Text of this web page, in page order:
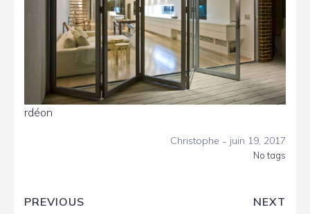
rdéon
Christophe - juin 19, 2017
No tags
PREVIOUS NEXT